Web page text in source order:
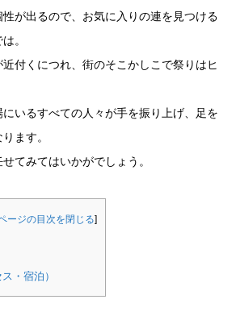
が出るので、お気に入りの連を見つける
。
付くにつれ、街のそこかしこで祭りはヒ
いるすべての人々が手を振り上げ、足を
ます。
てみてはいかがでしょう。
ージの目次を閉じる]
・宿泊）